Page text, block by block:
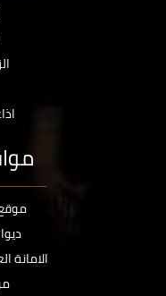
الامانة